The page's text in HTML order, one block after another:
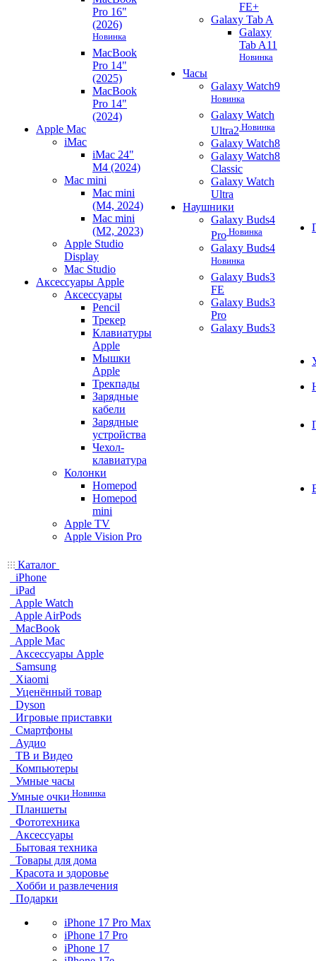
Pro 16"
(2026)
Новинка
MacBook
Pro 14"
(2025)
MacBook
Pro 14"
(2024)
Apple Mac
iMac
iMac 24"
M4 (2024)
Mac mini
Mac mini
(M4, 2024)
Mac mini
(M2, 2023)
Apple Studio
Display
Mac Studio
Аксессуары Apple
Аксессуары
Pencil
Трекер
Клавиатуры
Apple
Мышки
Apple
Трекпады
Зарядные
кабели
Зарядные
устройства
Чехол-
клавиатура
Колонки
Homepod
Homepod
mini
Apple TV
Apple Vision Pro
FE+
Galaxy Tab A
Galaxy
Tab A11
Новинка
Часы
Galaxy Watch9
Новинка
Galaxy Watch
Ultra2 Новинка
Galaxy Watch8
Galaxy Watch8
Classic
Galaxy Watch
Ultra
Наушники
Galaxy Buds4
Pro Новинка
Galaxy Buds4
Новинка
Galaxy Buds3
FE
Galaxy Buds3
Pro
Galaxy Buds3
Каталог
iPhone
iPad
Apple Watch
Apple AirPods
MacBook
Apple Mac
Аксессуары Apple
Samsung
Xiaomi
Уценённый товар
Dyson
Игровые приставки
Смартфоны
Аудио
ТВ и Видео
Компьютеры
Умные часы
Умные очки Новинка
Планшеты
Фототехника
Аксессуары
Бытовая техника
Товары для дома
Красота и здоровье
Хобби и развлечения
Подарки
iPhone 17 Pro Max
iPhone 17 Pro
iPhone 17